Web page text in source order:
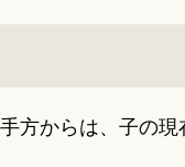
方からは、子の